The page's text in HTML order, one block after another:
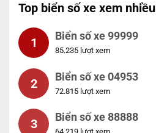
Top biển số xe xem nhiều
1 Biển số xe 99999
85.235 lượt xem
2 Biển số xe 04953
72.815 lượt xem
3 Biển số xe 88888